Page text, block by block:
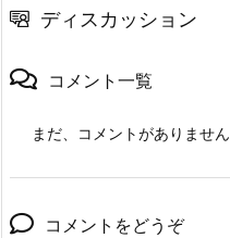
ディスカッション
コメント一覧
まだ、コメントがありません
コメントをどうぞ